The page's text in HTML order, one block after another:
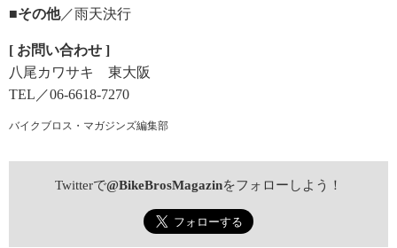
■その他／雨天決行
[ お問い合わせ ]
八尾カワサキ 東大阪
TEL／06-6618-7270
バイクブロス・マガジンズ編集部
Twitterで@BikeBrosMagazinをフォローしよう！